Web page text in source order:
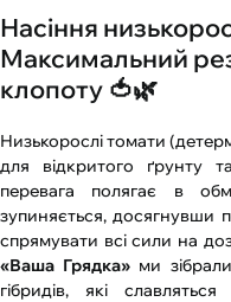
Насіння
Максимальний
клопоту 🍅🌿
Низькорослі томати
для відкритого ґрунту
перевага полягає в
зупиняється, досягнувши
спрямувати всі сили на
«Ваша Грядка» ми
гібридів, які